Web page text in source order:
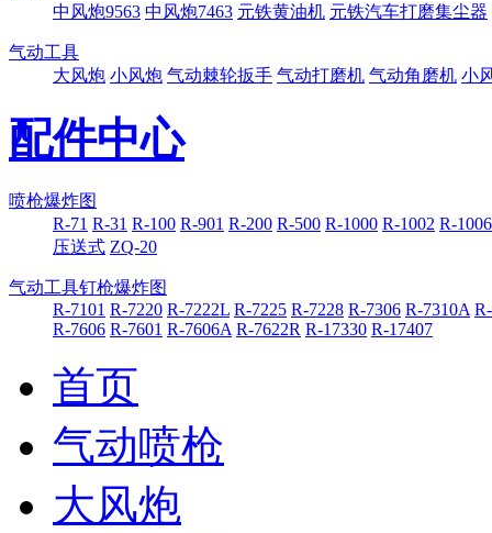
中风炮9563 中风炮7463 元铁黄油机 元铁汽车打磨集尘器
气动工具
大风炮 小风炮 气动棘轮扳手 气动打磨机 气动角磨机 小
配件中心
喷枪爆炸图
R-71 R-31 R-100 R-901 R-200 R-500 R-1000 R-1002 R-1006
压送式 ZQ-20
气动工具钉枪爆炸图
R-7101 R-7220 R-7222L R-7225 R-7228 R-7306 R-7310A
R-7606 R-7601 R-7606A R-7622R R-17330 R-17407
首页
气动喷枪
大风炮